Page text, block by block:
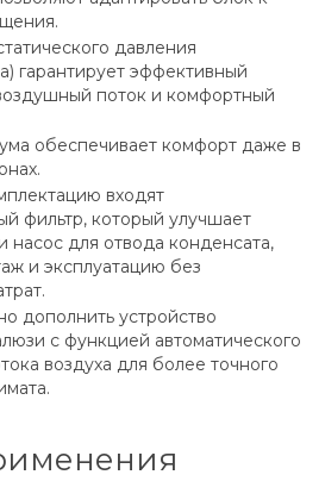
давления
гарантирует эффективный
поток и комфортный
обеспечивает комфорт даже в
входят
фильтр, который улучшает
насос для отвода конденсата,
и эксплуатацию без
дополнить устройство
с функцией автоматического
воздуха для более точного